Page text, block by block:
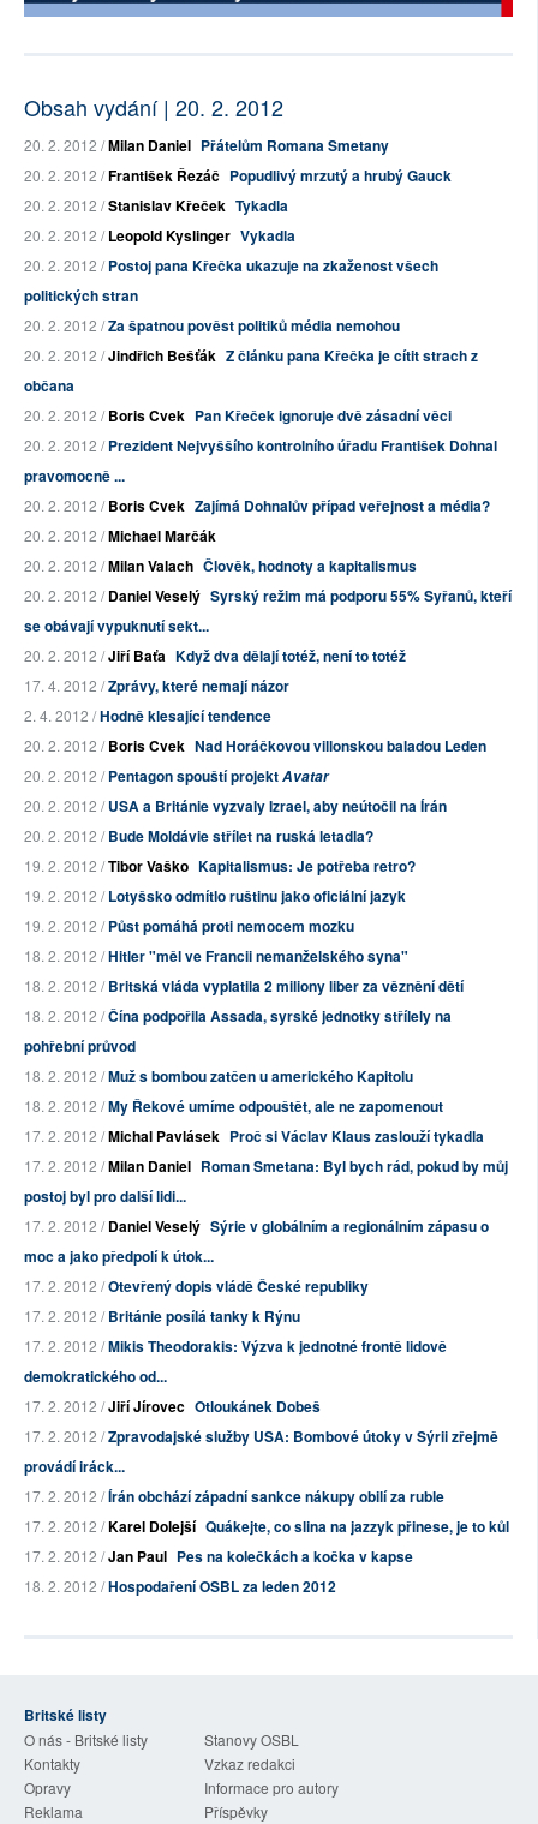
Obsah vydání | 20. 2. 2012
20. 2. 2012 /Milan Daniel Přátelům Romana Smetany
20. 2. 2012 /František Řezáč Popudlivý mrzutý a hrubý Gauck
20. 2. 2012 /Stanislav Křeček Tykadla
20. 2. 2012 /Leopold Kyslinger Vykadla
20. 2. 2012 /Postoj pana Křečka ukazuje na zkaženost všech
politických stran
20. 2. 2012 /Za špatnou pověst politiků média nemohou
20. 2. 2012 /Jindřich Bešťák Z článku pana Křečka je cítit strach z
občana
20. 2. 2012 /Boris Cvek Pan Křeček ignoruje dvě zásadní věci
20. 2. 2012 /Prezident Nejvyššího kontrolního úřadu František Dohnal
pravomocně ...
20. 2. 2012 /Boris Cvek Zajímá Dohnalův případ veřejnost a média?
20. 2. 2012 /Michael Marčák
20. 2. 2012 /Milan Valach Člověk, hodnoty a kapitalismus
20. 2. 2012 /Daniel Veselý Syrský režim má podporu 55% Syřanů, kteří
se obávají vypuknutí sekt...
20. 2. 2012 /Jiří Baťa Když dva dělají totéž, není to totéž
17. 4. 2012 /Zprávy, které nemají názor
2. 4. 2012 /Hodně klesající tendence
20. 2. 2012 /Boris Cvek Nad Horáčkovou villonskou baladou Leden
20. 2. 2012 /Pentagon spouští projektAvatar
20. 2. 2012 /USA a Británie vyzvaly Izrael, aby neútočil na Írán
20. 2. 2012 /Bude Moldávie střílet na ruská letadla?
19. 2. 2012 /Tibor Vaško Kapitalismus: Je potřeba retro?
19. 2. 2012 /Lotyšsko odmítlo ruštinu jako oficiální jazyk
19. 2. 2012 /Půst pomáhá proti nemocem mozku
18. 2. 2012 /Hitler "měl ve Francii nemanželského syna"
18. 2. 2012 /Britská vláda vyplatila 2 miliony liber za věznění dětí
18. 2. 2012 /Čína podpořila Assada, syrské jednotky střílely na
pohřební průvod
18. 2. 2012 /Muž s bombou zatčen u amerického Kapitolu
18. 2. 2012 /My Řekové umíme odpouštět, ale ne zapomenout
17. 2. 2012 /Michal Pavlásek Proč si Václav Klaus zaslouží tykadla
17. 2. 2012 /Milan Daniel Roman Smetana: Byl bych rád, pokud by můj
postoj byl pro další lidi...
17. 2. 2012 /Daniel Veselý Sýrie v globálním a regionálním zápasu o
moc a jako předpolí k útok...
17. 2. 2012 /Otevřený dopis vládě České republiky
17. 2. 2012 /Británie posílá tanky k Rýnu
17. 2. 2012 /Mikis Theodorakis: Výzva k jednotné frontě lidově
demokratického od...
17. 2. 2012 /Jiří Jírovec Otloukánek Dobeš
17. 2. 2012 /Zpravodajské služby USA: Bombové útoky v Sýrii zřejmě
provádí iráck...
17. 2. 2012 /Írán obchází západní sankce nákupy obilí za ruble
17. 2. 2012 /Karel Dolejší Quákejte, co slina na jazzyk přinese, je to kůl
17. 2. 2012 /Jan Paul Pes na kolečkách a kočka v kapse
18. 2. 2012 /Hospodaření OSBL za leden 2012
Britské listy
O nás - Britské listy
Stanovy OSBL
Kontakty
Vzkaz redakci
Opravy
Informace pro autory
Reklama
Příspěvky